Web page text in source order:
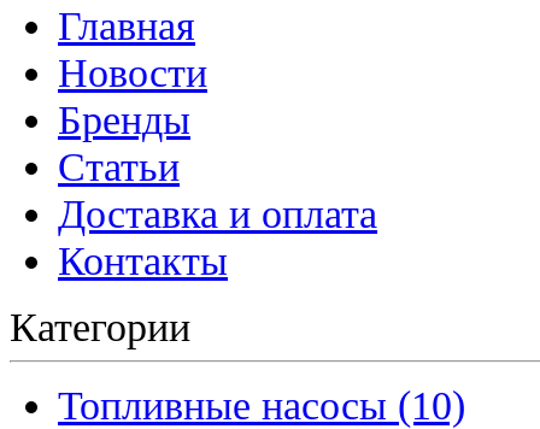
Главная
Новости
Бренды
Статьи
Доставка и оплата
Контакты
Категории
Топливные насосы (10)